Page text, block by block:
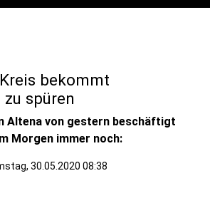
bekommt
spüren
Altena von gestern beschäftigt
Morgen immer noch:
30.05.2020 08:38